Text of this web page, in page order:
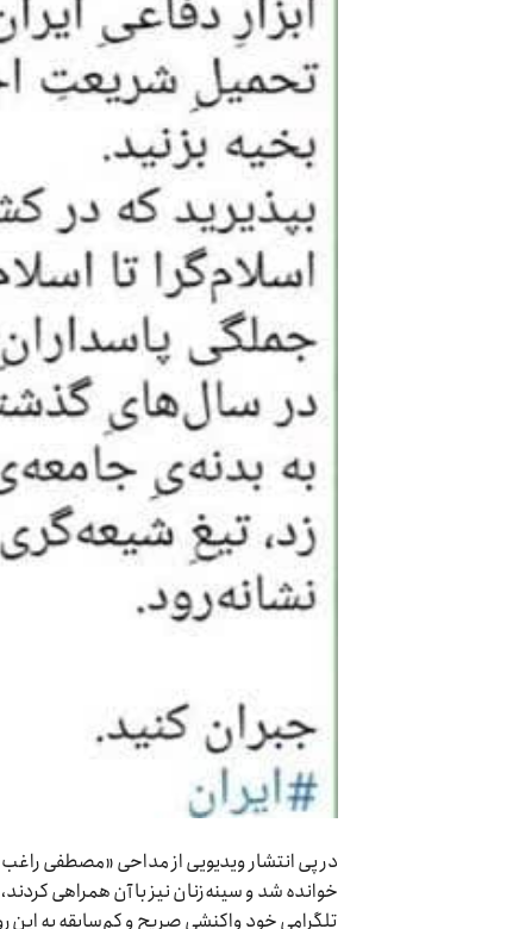
در پی انتشار ویدیویی از مداحی «مصطفی
خوانده شد و سینه‌زنان نیز با آن همراهی
تلگرامی خود واکنشی صریح و کم‌سابقه به این